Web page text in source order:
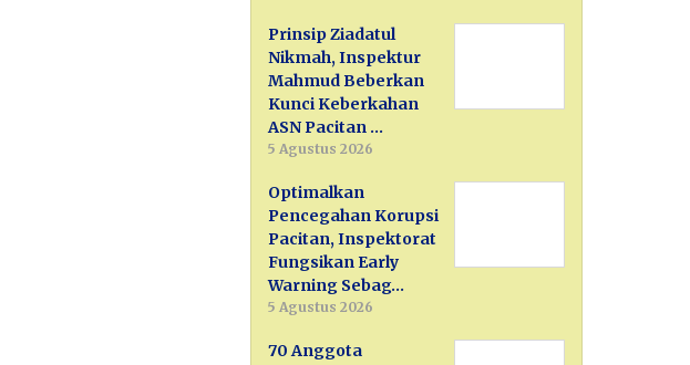
Prinsip Ziadatul
Nikmah, Inspektur
Mahmud Beberkan
Kunci Keberkahan
ASN Pacitan …
5 Agustus 2026
Optimalkan
Pencegahan Korupsi
Pacitan, Inspektorat
Fungsikan Early
Warning Sebag…
5 Agustus 2026
70 Anggota